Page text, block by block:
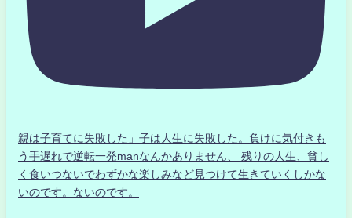
親は子育てに失敗した」子は人生に失敗した。負けに気付きも
う手遅れで逆転一発manなんかありません、 残りの人生、貧し
く食いつないでわずかな楽しみなど見つけて生きていくしかな
いのです。ないのです。